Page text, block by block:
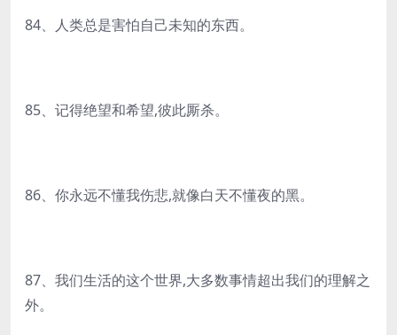
84、人类总是害怕自己未知的东西。
85、记得绝望和希望,彼此厮杀。
86、你永远不懂我伤悲,就像白天不懂夜的黑。
87、我们生活的这个世界,大多数事情超出我们的理解之
外。